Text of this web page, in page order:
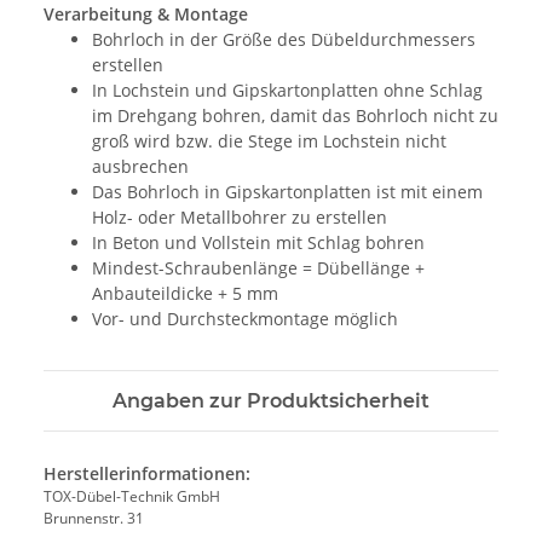
Verarbeitung & Montage
Bohrloch in der Größe des Dübeldurchmessers
erstellen
In Lochstein und Gipskartonplatten ohne Schlag
im Drehgang bohren, damit das Bohrloch nicht zu
groß wird bzw. die Stege im Lochstein nicht
ausbrechen
Das Bohrloch in Gipskartonplatten ist mit einem
Holz- oder Metallbohrer zu erstellen
In Beton und Vollstein mit Schlag bohren
Mindest-Schraubenlänge = Dübellänge +
Anbauteildicke + 5 mm
Vor- und Durchsteckmontage möglich
Angaben zur Produktsicherheit
Herstellerinformationen:
TOX-Dübel-Technik GmbH
Brunnenstr. 31